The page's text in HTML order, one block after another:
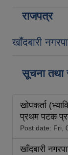
राजपत्र
खाँदबारी
सूचना तथा
खोपकर्ता
प्रथम पटक
Post date: Fri,
खाँदबारी